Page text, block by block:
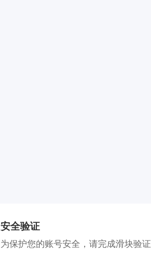
安全验证
为保护您的账号安全，请完成滑块验证